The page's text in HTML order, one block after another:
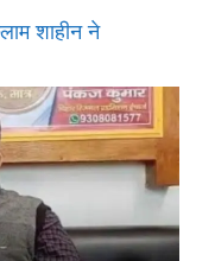
शाहीन ने